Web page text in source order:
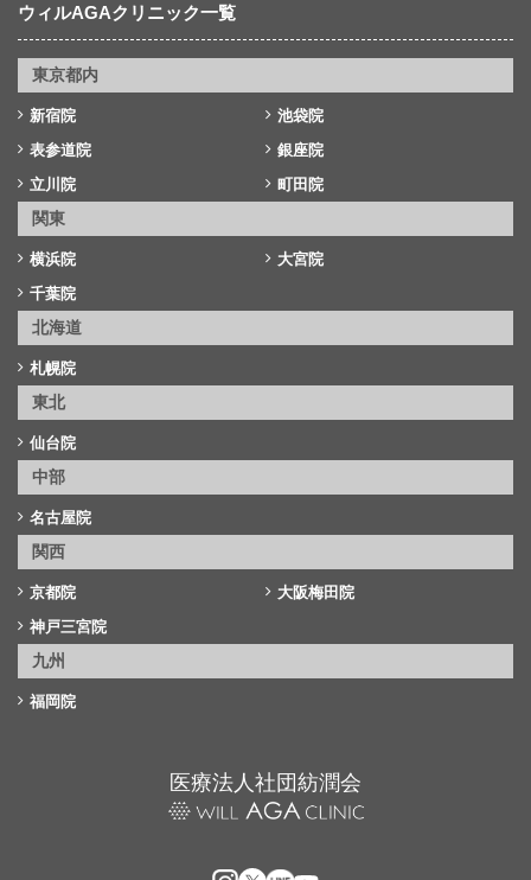
ウィルAGAクリニック一覧
東京都内
新宿院
池袋院
表参道院
銀座院
立川院
町田院
関東
横浜院
大宮院
千葉院
北海道
札幌院
東北
仙台院
中部
名古屋院
関西
京都院
大阪梅田院
神戸三宮院
九州
福岡院
医療法人社団紡潤会